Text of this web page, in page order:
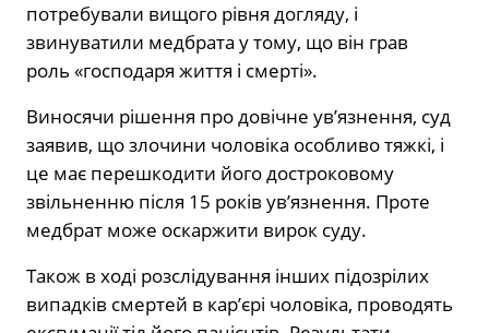
потребували вищого рівня догляду, і
звинуватили медбрата у тому, що він грав
роль «господаря життя і смерті».
Виносячи рішення про довічне ув’язнення, суд
заявив, що злочини чоловіка особливо тяжкі, і
це має перешкодити його достроковому
звільненню після 15 років ув’язнення. Проте
медбрат може оскаржити вирок суду.
Також в ході розслідування інших підозрілих
випадків смертей в кар’єрі чоловіка, проводять